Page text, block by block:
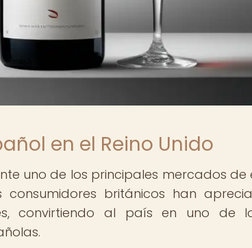
en el Reino Unido
uno de los principales mercados
consumidores británicos han
convirtiendo al país en uno de